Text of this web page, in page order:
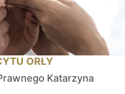
ORŁY
Katarzyna